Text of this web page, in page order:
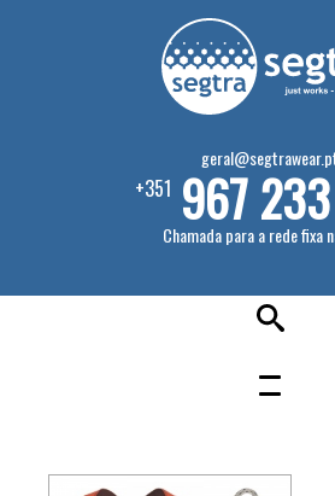
+351 967
Chamada para a rede fixa